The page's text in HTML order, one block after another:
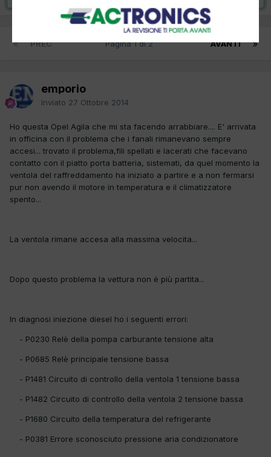
PREC AVANTI
Pagina 1 di 2
emporio
Inviato 27 Ottobre 2014
Ho questa Opel Agila che mi sta facendo arrabbiare.... E' arrivata
in officina con il problema che i fanali rimanevano sempre
accesi... trovato il problema,fili spellati e lacerati che facevano
contatto con il piatto porta batteria, sistemati, da quel momento la
ventola del raffreddamento ha iniziato a partire e a non fermarsi
pur non avendo il motore in temperatura e il climatizzatore
spento...
La ventola rimane accesa alla massima velocita...
Dopo questo problema la vettura non è più partita...
In diagnosi iniezione diesel ho i seguenti errori:
- P0230 Relè della pompa carburante tensione alta
- P0685 Relè principale tensione bassa
- P1481 Circuito di controllo della ventola 1 tensione bassa
- P1482 Circuito di controllo della ventola 2 tensione bassa
- P1680 Circuito della temperatura del refrigerante
- P0381 Errore sconosciuto pressione aria condizionatore